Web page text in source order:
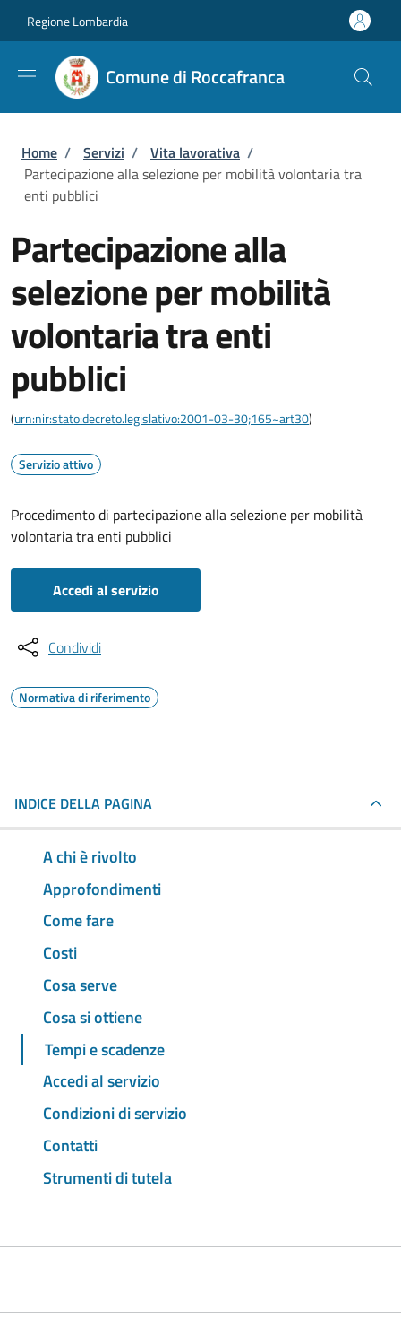
Regione Lombardia
Comune di Roccafranca
Briciole di pane
Home / Servizi / Vita lavorativa /
Partecipazione alla selezione per mobilità volontaria tra
enti pubblici
Partecipazione alla
selezione per mobilità
volontaria tra enti
pubblici
(urn:nir:stato:decreto.legislativo:2001-03-30;165~art30)
Servizio attivo
Procedimento di partecipazione alla selezione per mobilità
volontaria tra enti pubblici
Accedi al servizio
Condividi
Normativa di riferimento
INDICE DELLA PAGINA
A chi è rivolto
Approfondimenti
Come fare
Costi
Cosa serve
Cosa si ottiene
Tempi e scadenze
Accedi al servizio
Condizioni di servizio
Contatti
Strumenti di tutela